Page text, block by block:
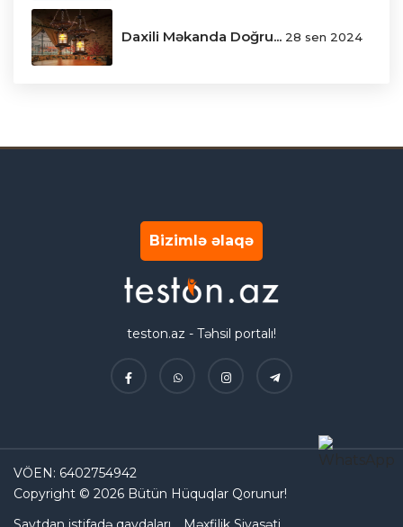
Daxili Məkanda Doğru... 28 sen 2024
Bizimlə əlaqə
teston.az - Təhsil portalı!
VÖEN: 6402754942
Copyright © 2026 Bütün Hüquqlar Qorunur!